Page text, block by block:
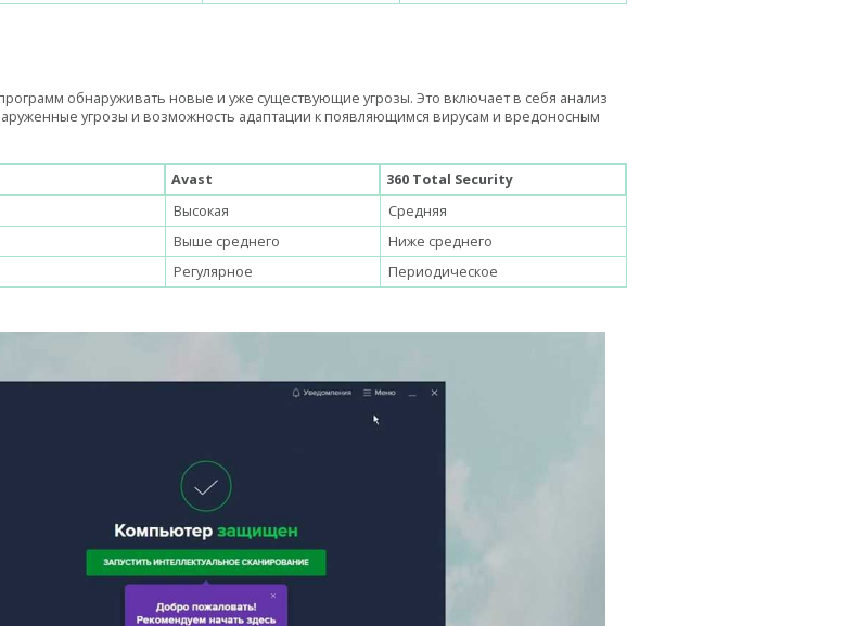
обнаруживать новые и уже существующие угрозы. Это включает в себя анализ
угрозы и возможность адаптации к появляющимся вирусам и вредоносным
Avast
360 Total Security
Высокая
Средняя
Выше среднего
Ниже среднего
Регулярное Периодическое